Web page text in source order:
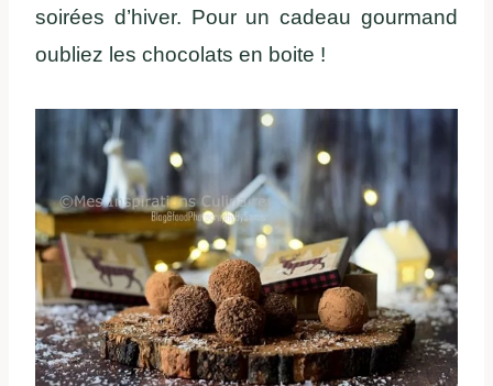
soirées d’hiver. Pour un cadeau gourmand
oubliez les chocolats en boite !